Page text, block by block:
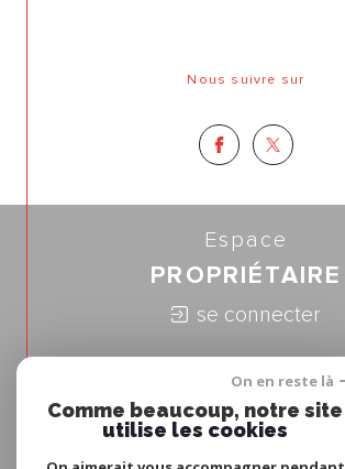
Nous suivre sur
Espace
PROPRIÉTAIRE
se connecter
Nous
ADHÉRONS
On en reste là
Comme beaucoup, notre site
utilise les cookies